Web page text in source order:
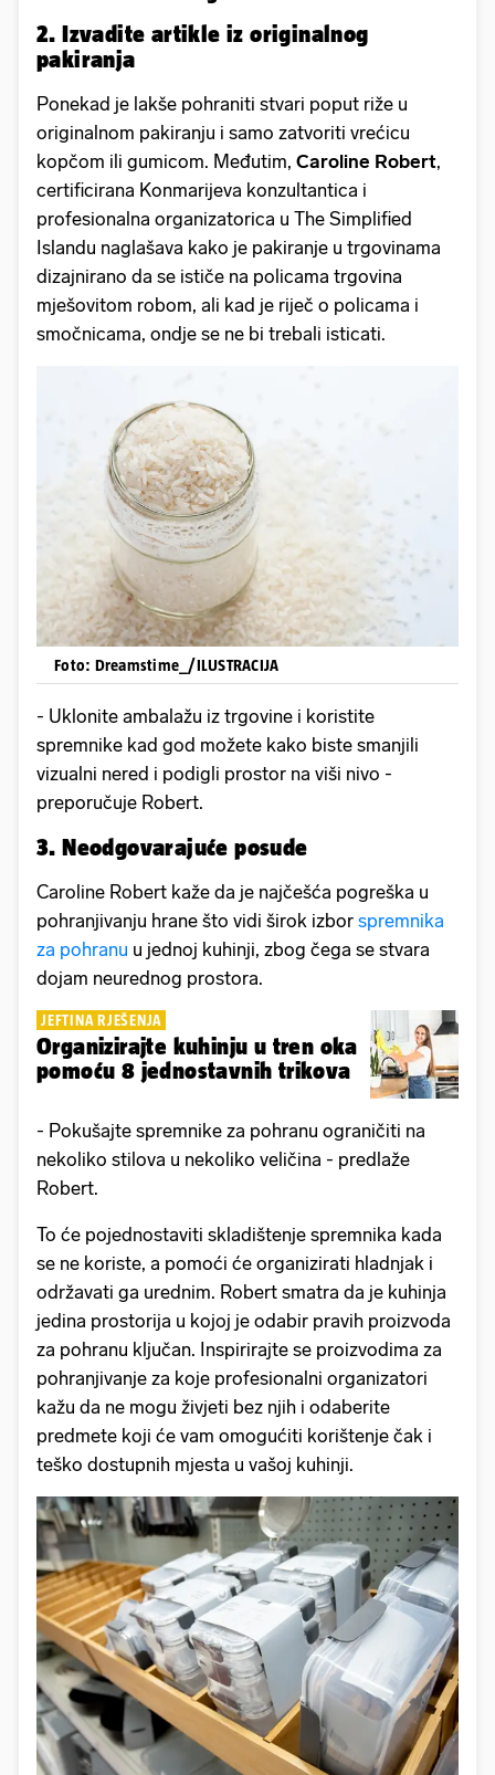
2. Izvadite artikle iz originalnog
pakiranja
Ponekad je lakše pohraniti stvari poput riže u
originalnom pakiranju i samo zatvoriti vrećicu
kopčom ili gumicom. Međutim, Caroline Robert,
certificirana Konmarijeva konzultantica i
profesionalna organizatorica u The Simplified
Islandu naglašava kako je pakiranje u trgovinama
dizajnirano da se ističe na policama trgovina
mješovitom robom, ali kad je riječ o policama i
smočnicama, ondje se ne bi trebali isticati.
Foto: Dreamstime_/ILUSTRACIJA
- Uklonite ambalažu iz trgovine i koristite
spremnike kad god možete kako biste smanjili
vizualni nered i podigli prostor na viši nivo -
preporučuje Robert.
3. Neodgovarajuće posude
Caroline Robert kaže da je najčešća pogreška u
pohranjivanju hrane što vidi širok izbor spremnika
za pohranu u jednoj kuhinji, zbog čega se stvara
dojam neurednog prostora.
JEFTINA RJEŠENJA
Organizirajte kuhinju u tren oka
pomoću 8 jednostavnih trikova
- Pokušajte spremnike za pohranu ograničiti na
nekoliko stilova u nekoliko veličina - predlaže
Robert.
To će pojednostaviti skladištenje spremnika kada
se ne koriste, a pomoći će organizirati hladnjak i
održavati ga urednim. Robert smatra da je kuhinja
jedina prostorija u kojoj je odabir pravih proizvoda
za pohranu ključan. Inspirirajte se proizvodima za
pohranjivanje za koje profesionalni organizatori
kažu da ne mogu živjeti bez njih i odaberite
predmete koji će vam omogućiti korištenje čak i
teško dostupnih mjesta u vašoj kuhinji.